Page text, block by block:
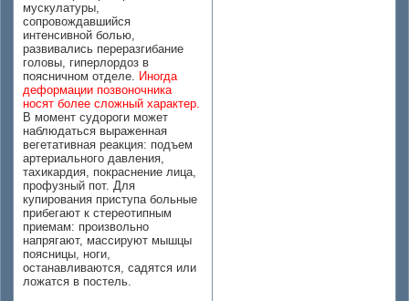
мускулатуры,
сопровождавшийся
интенсивной болью,
развивались переразгибание
головы, гиперлордоз в
поясничном отделе. Иногда
деформации позвоночника
носят более сложный характер.
В момент судороги может
наблюдаться выраженная
вегетативная реакция: подъем
артериального давления,
тахикардия, покраснение лица,
профузный пот. Для
купирования приступа больные
прибегают к стереотипным
приемам: произвольно
напрягают, массируют мышцы
поясницы, ноги,
останавливаются, садятся или
ложатся в постель.